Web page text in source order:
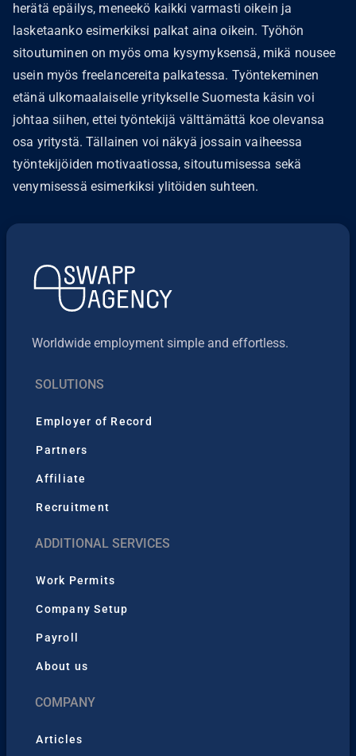
herätä epäilys, meneekö kaikki varmasti oikein ja
lasketaanko esimerkiksi palkat aina oikein. Työhön
sitoutuminen on myös oma kysymyksensä, mikä nousee
usein myös freelancereita palkatessa. Työntekeminen
etänä ulkomaalaiselle yritykselle Suomesta käsin voi
johtaa siihen, ettei työntekijä välttämättä koe olevansa
osa yritystä. Tällainen voi näkyä jossain vaiheessa
työntekijöiden motivaatiossa, sitoutumisessa sekä
venymisessä esimerkiksi ylitöiden suhteen.
Worldwide employment simple and effortless.
SOLUTIONS
Employer of Record
Partners
Affiliate
Recruitment
ADDITIONAL SERVICES
Work Permits
Company Setup
Payroll
About us
COMPANY
Articles